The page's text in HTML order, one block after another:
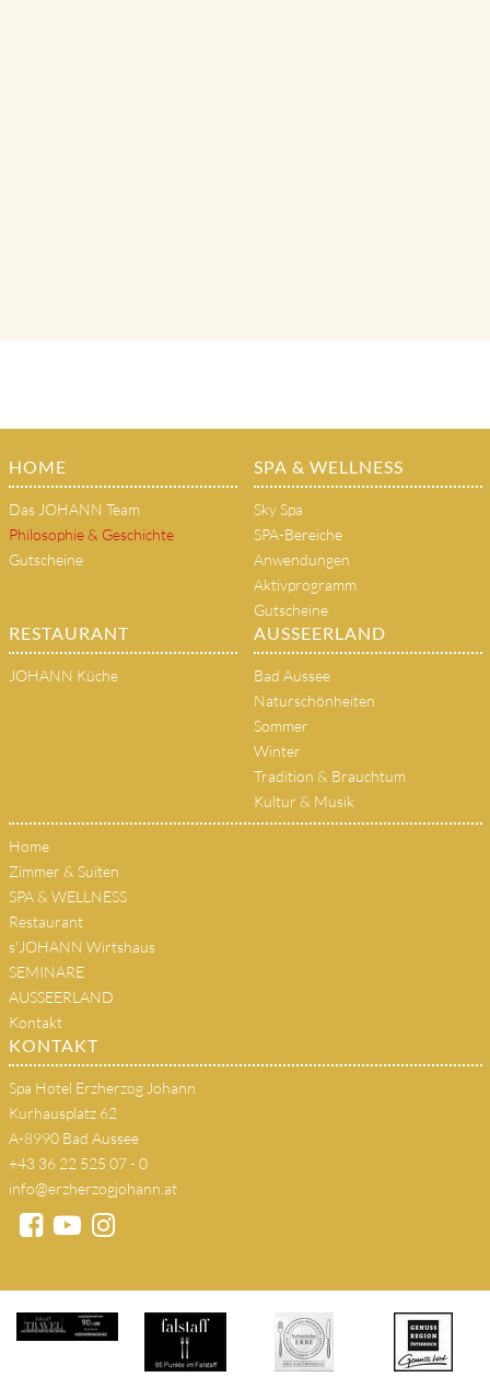
HOME
Das JOHANN Team
Philosophie & Geschichte
Gutscheine
SPA & WELLNESS
Sky Spa
SPA-Bereiche
Anwendungen
Aktivprogramm
Gutscheine
RESTAURANT
JOHANN Küche
AUSSEERLAND
Bad Aussee
Naturschönheiten
Sommer
Winter
Tradition & Brauchtum
Kultur & Musik
Home
Zimmer & Suiten
SPA & WELLNESS
Restaurant
s'JOHANN Wirtshaus
SEMINARE
AUSSEERLAND
Kontakt
KONTAKT
Spa Hotel Erzherzog Johann
Kurhausplatz 62
A-8990 Bad Aussee
+43 36 22 525 07 - 0
info@erzherzogjohann.at